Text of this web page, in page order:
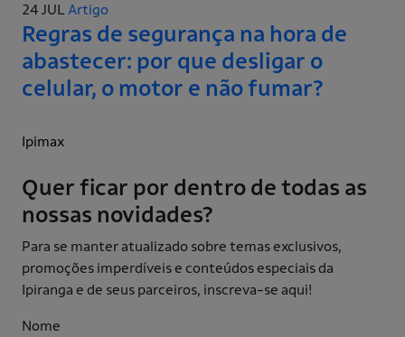
24 JULArtigo
Regras de segurança na hora de
abastecer: por que desligar o
celular, o motor e não fumar?
Ipimax
Quer ficar por dentro de todas as
nossas novidades?
Para se manter atualizado sobre temas exclusivos,
promoções imperdíveis e conteúdos especiais da
Ipiranga e de seus parceiros, inscreva-se aqui!
Nome